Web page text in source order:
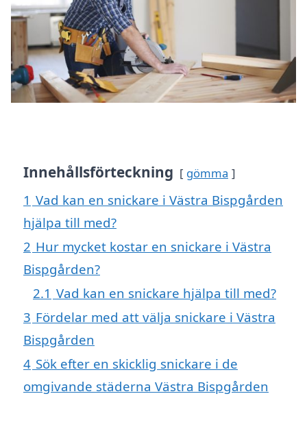
Innehållsförteckning gömma
1 Vad kan en snickare i Västra Bispgården
hjälpa till med?
2 Hur mycket kostar en snickare i Västra
Bispgården?
2.1 Vad kan en snickare hjälpa till med?
3 Fördelar med att välja snickare i Västra
Bispgården
4 Sök efter en skicklig snickare i de
omgivande städerna Västra Bispgården